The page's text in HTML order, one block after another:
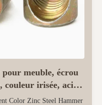
meuble, écrou
couleur irisée, acier
Color Zinc Steel Hammer